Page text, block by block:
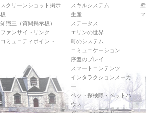
スクリーンショット掲示
板
知識王（質問掲示板）
ファンサイトリンク
コミュニティポイント
スキルシステム
生産
ステータス
エリンの世界
町のシステム
コミュニケーション
序盤のプレイ
スマートコンテンツ
インタラクションメーカ
ー
ペット探検隊・ペットハ
ウス